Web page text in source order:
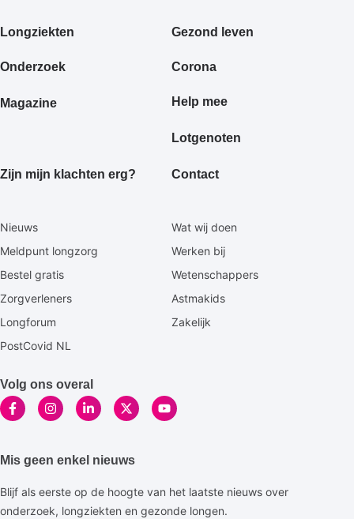
Primair
Longziekten Gezond leven
Onderzoek Corona
Magazine Help mee
Lotgenoten
Zijn mijn klachten erg? Contact
Secundaire
Nieuws
Wat wij doen
Meldpunt longzorg
Werken bij
Bestel gratis
Wetenschappers
Zorgverleners
Astmakids
Longforum
Zakelijk
PostCovid NL
Volg ons overal
Mis geen enkel nieuws
Blijf als eerste op de hoogte van het laatste nieuws over
onderzoek, longziekten en gezonde longen.